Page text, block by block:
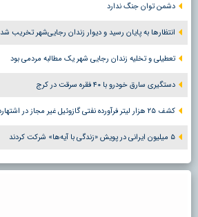
دشمن توان جنگ ندارد
انتظارها به پایان رسید و دیوار زندان رجایی‌شهر تخریب شد
تعطیلی و تخلیه زندان رجایی شهر یک مطالبه مردمی بود
دستگیری سارق خودرو با ۴۰ فقره سرقت در کرج
کشف ۲۵ هزار لیتر فرآورده نفتی گازوئیل غیر مجاز در اشتهارد
۵ میلیون ایرانی در پویش «زندگی با آیه‌ها» شرکت کردند